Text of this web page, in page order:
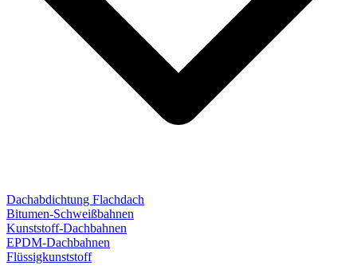
Dachabdichtung Flachdach
Bitumen-Schweißbahnen
Kunststoff-Dachbahnen
EPDM-Dachbahnen
Flüssigkunststoff